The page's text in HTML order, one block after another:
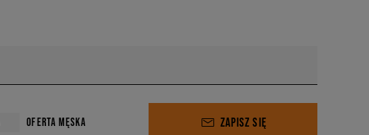
OFERTA MĘSKA ZAPISZ SIĘ